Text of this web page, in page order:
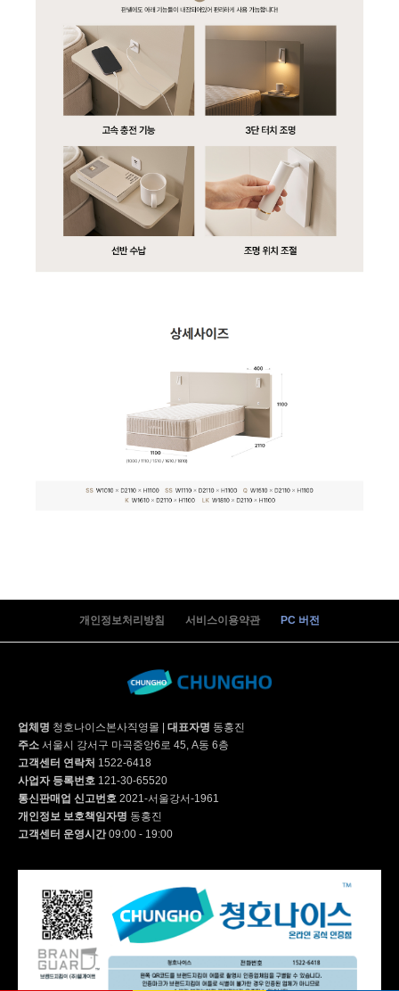
BS-35D50 | 19,900
BD-35D72 | 18,900
SF-70A61W | 30,900
| 24,900
| 23,900
WI-60C9600M | 46,900
WI-60C9600M | 41,900
WF-80S9600M | 59,900
개인정보처리방침 서비스이용약관 PC 버전
업체명 청호나이스본사직영몰 | 대표자명 동홍진
주소 서울시 강서구 마곡중앙6로 45, A동 6층
고객센터 연락처 1522-6418
사업자 등록번호 121-30-65520
통신판매업 신고번호 2021-서울강서-1961
개인정보 보호책임자명 동홍진
고객센터 운영시간09:00 - 19:00